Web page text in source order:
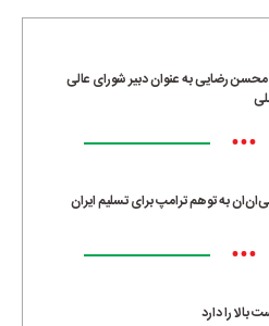
رضایی به عنوان دبیر شورای عالی
•••
به توهم ترامپ برای تسلیم ایران
•••
بالا را دارد